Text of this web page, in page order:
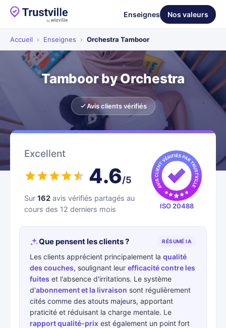
Enseignes Nos valeurs
Accueil › Enseignes › Orchestra Tamboor
Tamboor by Orchestra
Avis clients vérifiés
Excellent
4.6/5
Sur 162 avis vérifiés partagés au
cours des 12 derniers mois
ISO 20488
Que pensent les clients ? RÉSUMÉ IA
Les clients apprécient principalement la qualité
des couches, soulignant leur efficacité contre les
fuites et l'absence d'irritations. Le système
d'abonnement et la livraison sont régulièrement
cités comme des atouts majeurs, apportant
praticité et réduisant la charge mentale. Le
rapport qualité-prix est également un point fort